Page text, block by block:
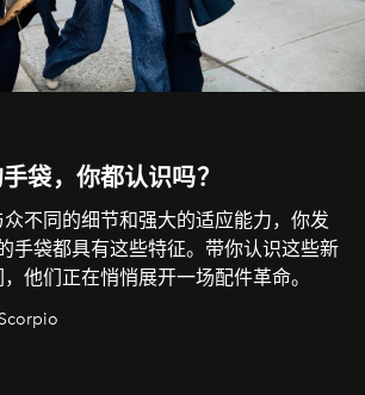
袋，你都认识吗？
不同的细节和强大的适应能力，你发
手袋都具有这些特征。带你认识这些新
他们正在悄悄展开一场配件革命。